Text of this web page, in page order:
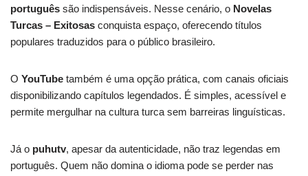
português são indispensáveis. Nesse cenário, o Novelas
Turcas – Exitosas conquista espaço, oferecendo títulos
populares traduzidos para o público brasileiro.
O YouTube também é uma opção prática, com canais oficiais
disponibilizando capítulos legendados. É simples, acessível e
permite mergulhar na cultura turca sem barreiras linguísticas.
Já o puhutv, apesar da autenticidade, não traz legendas em
português. Quem não domina o idioma pode se perder nas